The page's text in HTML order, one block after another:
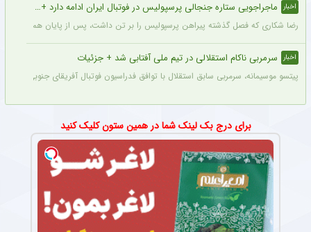
اخبار ماجراجویی ستاره جنجالی پرسپولیس در فوتبال ایران ادامه دارد + جزئیات
رضا شکاری که فصل گذشته پیراهن پرسپولیس را بر تن داشت، پس از پایان همکاری با
اخبار سرمربی ناکام استقلالی در تیم ملی آفتابی شد + جزئیات
پیتسو موسیمانه، سرمربی سابق استقلال با توافق فدراسیون فوتبال آفریقای جنوبی
برای درج بک لینک شما در همین ستون کلیک کنید